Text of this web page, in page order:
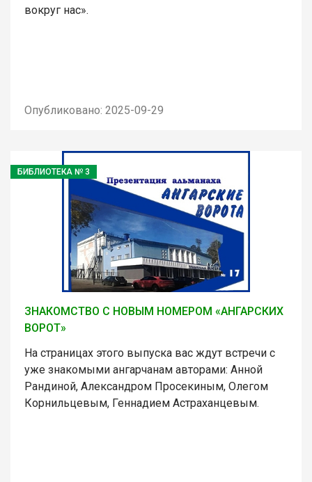
вокруг нас».
Опубликовано: 2025-09-29
БИБЛИОТЕКА № 3
ЗНАКОМСТВО С НОВЫМ НОМЕРОМ «АНГАРСКИХ
ВОРОТ»
На страницах этого выпуска вас ждут встречи с
уже знакомыми ангарчанам авторами: Анной
Рандиной, Александром Просекиным, Олегом
Корнильцевым, Геннадием Астраханцевым.